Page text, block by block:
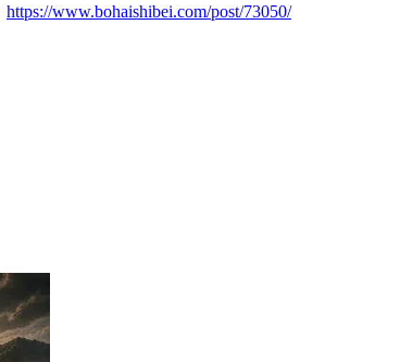
https://www.bohaishibei.com/post/73050/